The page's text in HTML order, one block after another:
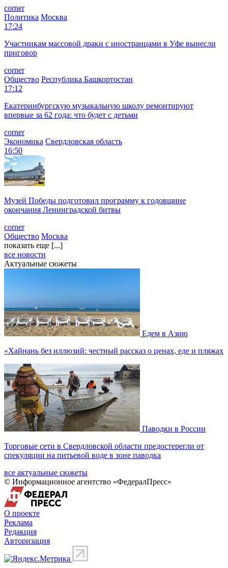
corner
Политика Москва
17:24
Участникам массовой драки с иностранцами в Уфе вынесли
приговор
corner
Общество Республика Башкортостан
17:12
Екатеринбургскую музыкальную школу ремонтируют
впервые за 62 года: что будет с детьми
corner
Экономика Свердловская область
16:50
Музей Победы подготовил программу к годовщине
окончания Ленинградской битвы
corner
Общество Москва
показать еще [...]
все новости
Актуальные сюжеты
Едем в Азию
«Хайнань без иллюзий: честный рассказ о ценах, еде и пляжах
Паводки в России
Торговые сети в Свердловской области предостерегли от
спекуляции на питьевой воде в зоне паводка
все актуальные сюжеты
© Информационное агентство «ФедералПресс»
О проекте
Реклама
Редакция
Авторизация